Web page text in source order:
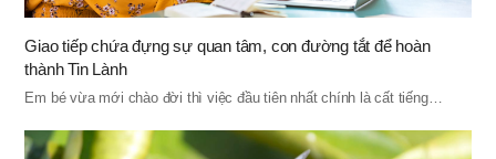
Giao tiếp chứa đựng sự quan tâm, con đường tắt để hoàn
thành Tin Lành
Em bé vừa mới chào đời thì việc đầu tiên nhất chính là cất tiếng…